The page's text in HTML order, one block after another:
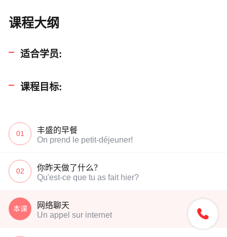
课程大纲
适合学员:
课程目标:
01
丰盛的早餐
On prend le petit-déjeuner!
02
你昨天做了什么？
Qu'est-ce que tu as fait hier?
本课
网络聊天
Un appel sur internet
